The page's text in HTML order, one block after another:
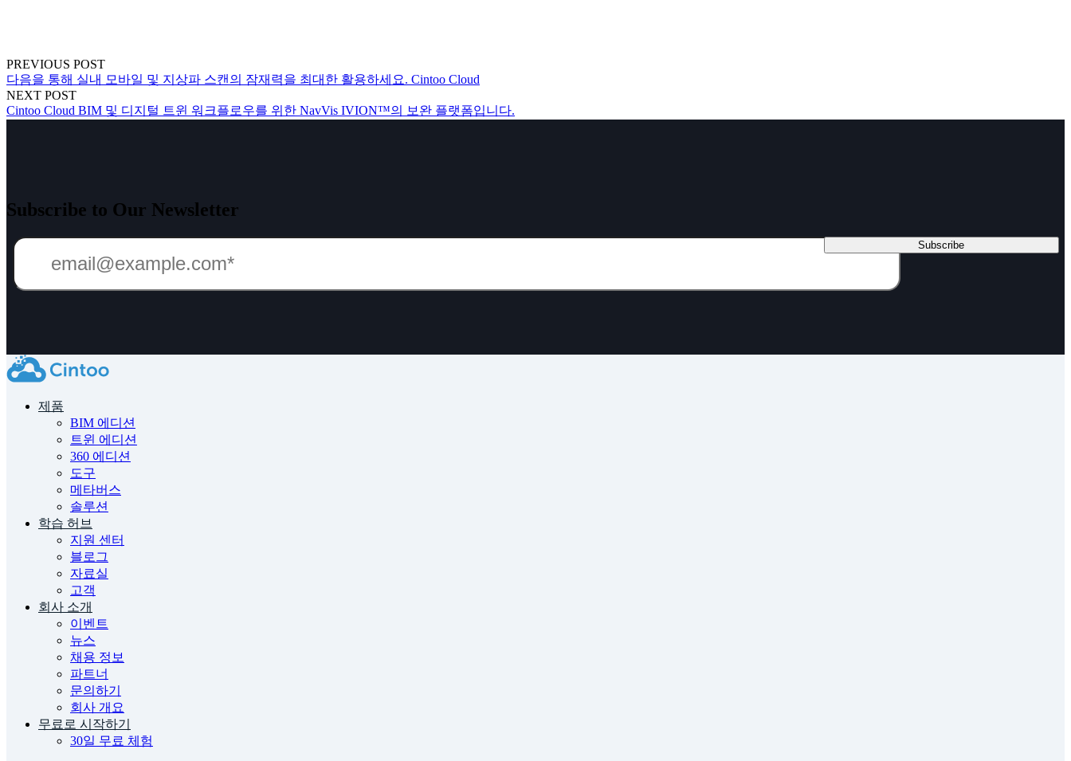
PREVIOUS POST
다음을 통해 실내 모바일 및 지상파 스캔의 잠재력을 최대한 활용하세요. Cintoo Cloud
NEXT POST
Cintoo Cloud BIM 및 디지털 트윈 워크플로우를 위한 NavVis IVION™의 보완 플랫폼입니다.
Subscribe to Our Newsletter
제품
BIM 에디션
트윈 에디션
360 에디션
도구
메타버스
솔루션
학습 허브
지원 센터
블로그
자료실
고객
회사 소개
이벤트
뉴스
채용 정보
파트너
문의하기
회사 개요
무료로 시작하기
30일 무료 체험